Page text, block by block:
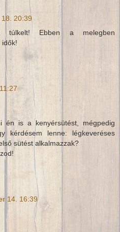
20:39
túlkelt! Ebben a melegben
idők!
én is a kenyérsütést, mégpedig
kérdésem lenne: légkeveréses
sütést alkalmazzak?
14. 16:39